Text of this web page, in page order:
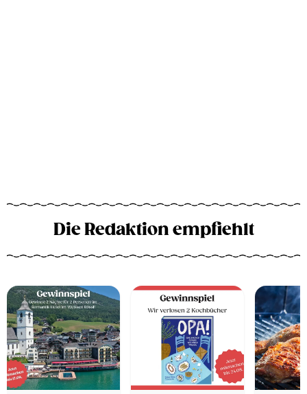
Die Redaktion empfiehlt